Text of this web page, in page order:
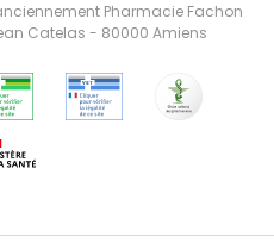
Pharmacie Fachon
Catelas - 80000 Amiens